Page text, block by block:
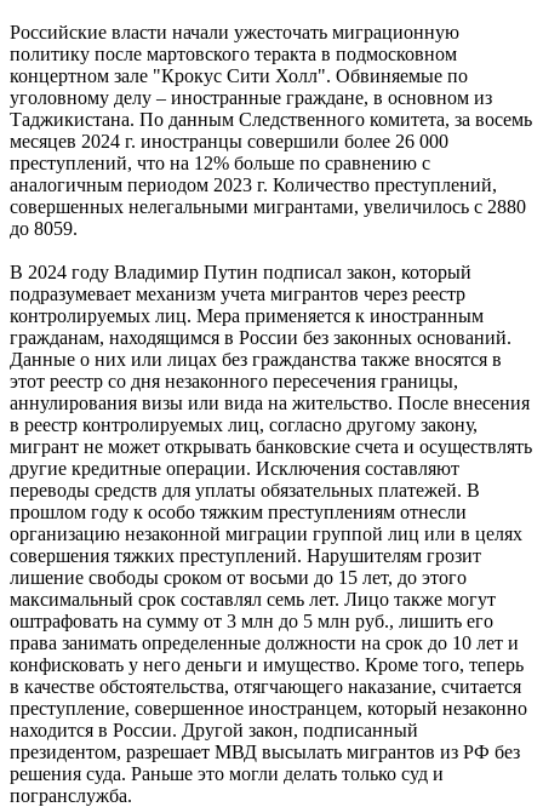
Российские власти начали ужесточать миграционную
политику после мартовского теракта в подмосковном
концертном зале "Крокус Сити Холл". Обвиняемые по
уголовному делу – иностранные граждане, в основном из
Таджикистана. По данным Следственного комитета, за восемь
месяцев 2024 г. иностранцы совершили более 26 000
преступлений, что на 12% больше по сравнению с
аналогичным периодом 2023 г. Количество преступлений,
совершенных нелегальными мигрантами, увеличилось с 2880
до 8059.
В 2024 году Владимир Путин подписал закон, который
подразумевает механизм учета мигрантов через реестр
контролируемых лиц. Мера применяется к иностранным
гражданам, находящимся в России без законных оснований.
Данные о них или лицах без гражданства также вносятся в
этот реестр со дня незаконного пересечения границы,
аннулирования визы или вида на жительство. После внесения
в реестр контролируемых лиц, согласно другому закону,
мигрант не может открывать банковские счета и осуществлять
другие кредитные операции. Исключения составляют
переводы средств для уплаты обязательных платежей. В
прошлом году к особо тяжким преступлениям отнесли
организацию незаконной миграции группой лиц или в целях
совершения тяжких преступлений. Нарушителям грозит
лишение свободы сроком от восьми до 15 лет, до этого
максимальный срок составлял семь лет. Лицо также могут
оштрафовать на сумму от 3 млн до 5 млн руб., лишить его
права занимать определенные должности на срок до 10 лет и
конфисковать у него деньги и имущество. Кроме того, теперь
в качестве обстоятельства, отягчающего наказание, считается
преступление, совершенное иностранцем, который незаконно
находится в России. Другой закон, подписанный
президентом, разрешает МВД высылать мигрантов из РФ без
решения суда. Раньше это могли делать только суд и
погранслужба.